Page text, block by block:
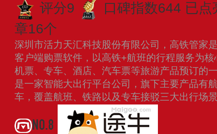
评分9
口碑指数644 已点
章16个
深圳市活力天汇科技股份有限公司，高铁管家
客户端购票软件，以高铁+航班的行程服务为
机票、专车、酒店、汽车票等旅游产品预订的
是一家智能大出行平台公司，旗下主要产品有
车，覆盖航班、铁路以及专车接驳三大出行场
NO.8